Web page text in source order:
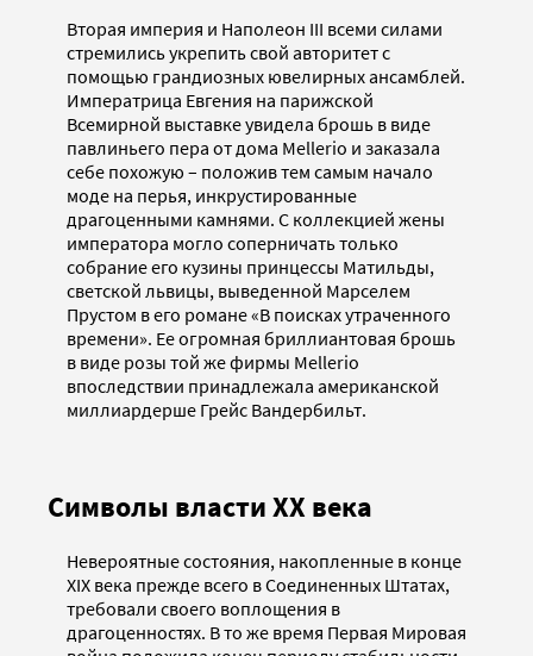
Вторая империя и Наполеон III всеми силами
стремились укрепить свой авторитет с
помощью грандиозных ювелирных ансамблей.
Императрица Евгения на парижской
Всемирной выставке увидела брошь в виде
павлиньего пера от дома Mellerio и заказала
себе похожую – положив тем самым начало
моде на перья, инкрустированные
драгоценными камнями. С коллекцией жены
императора могло соперничать только
собрание его кузины принцессы Матильды,
светской львицы, выведенной Марселем
Прустом в его романе «В поисках утраченного
времени». Ее огромная бриллиантовая брошь
в виде розы той же фирмы Mellerio
впоследствии принадлежала американской
миллиардерше Грейс Вандербильт.
Символы власти XX века
Невероятные состояния, накопленные в конце
XIX века прежде всего в Соединенных Штатах,
требовали своего воплощения в
драгоценностях. В то же время Первая Мировая